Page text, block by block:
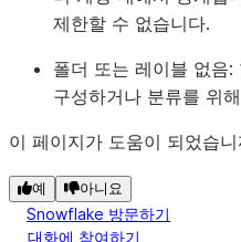
제한할 수 없습니다.
폴더 또는 레이블 없음:
구성하거나 분류를 위
이 페이지가 도움이 되었습니
예 아니요
Snowflake 방문하기
대화에 참여하기